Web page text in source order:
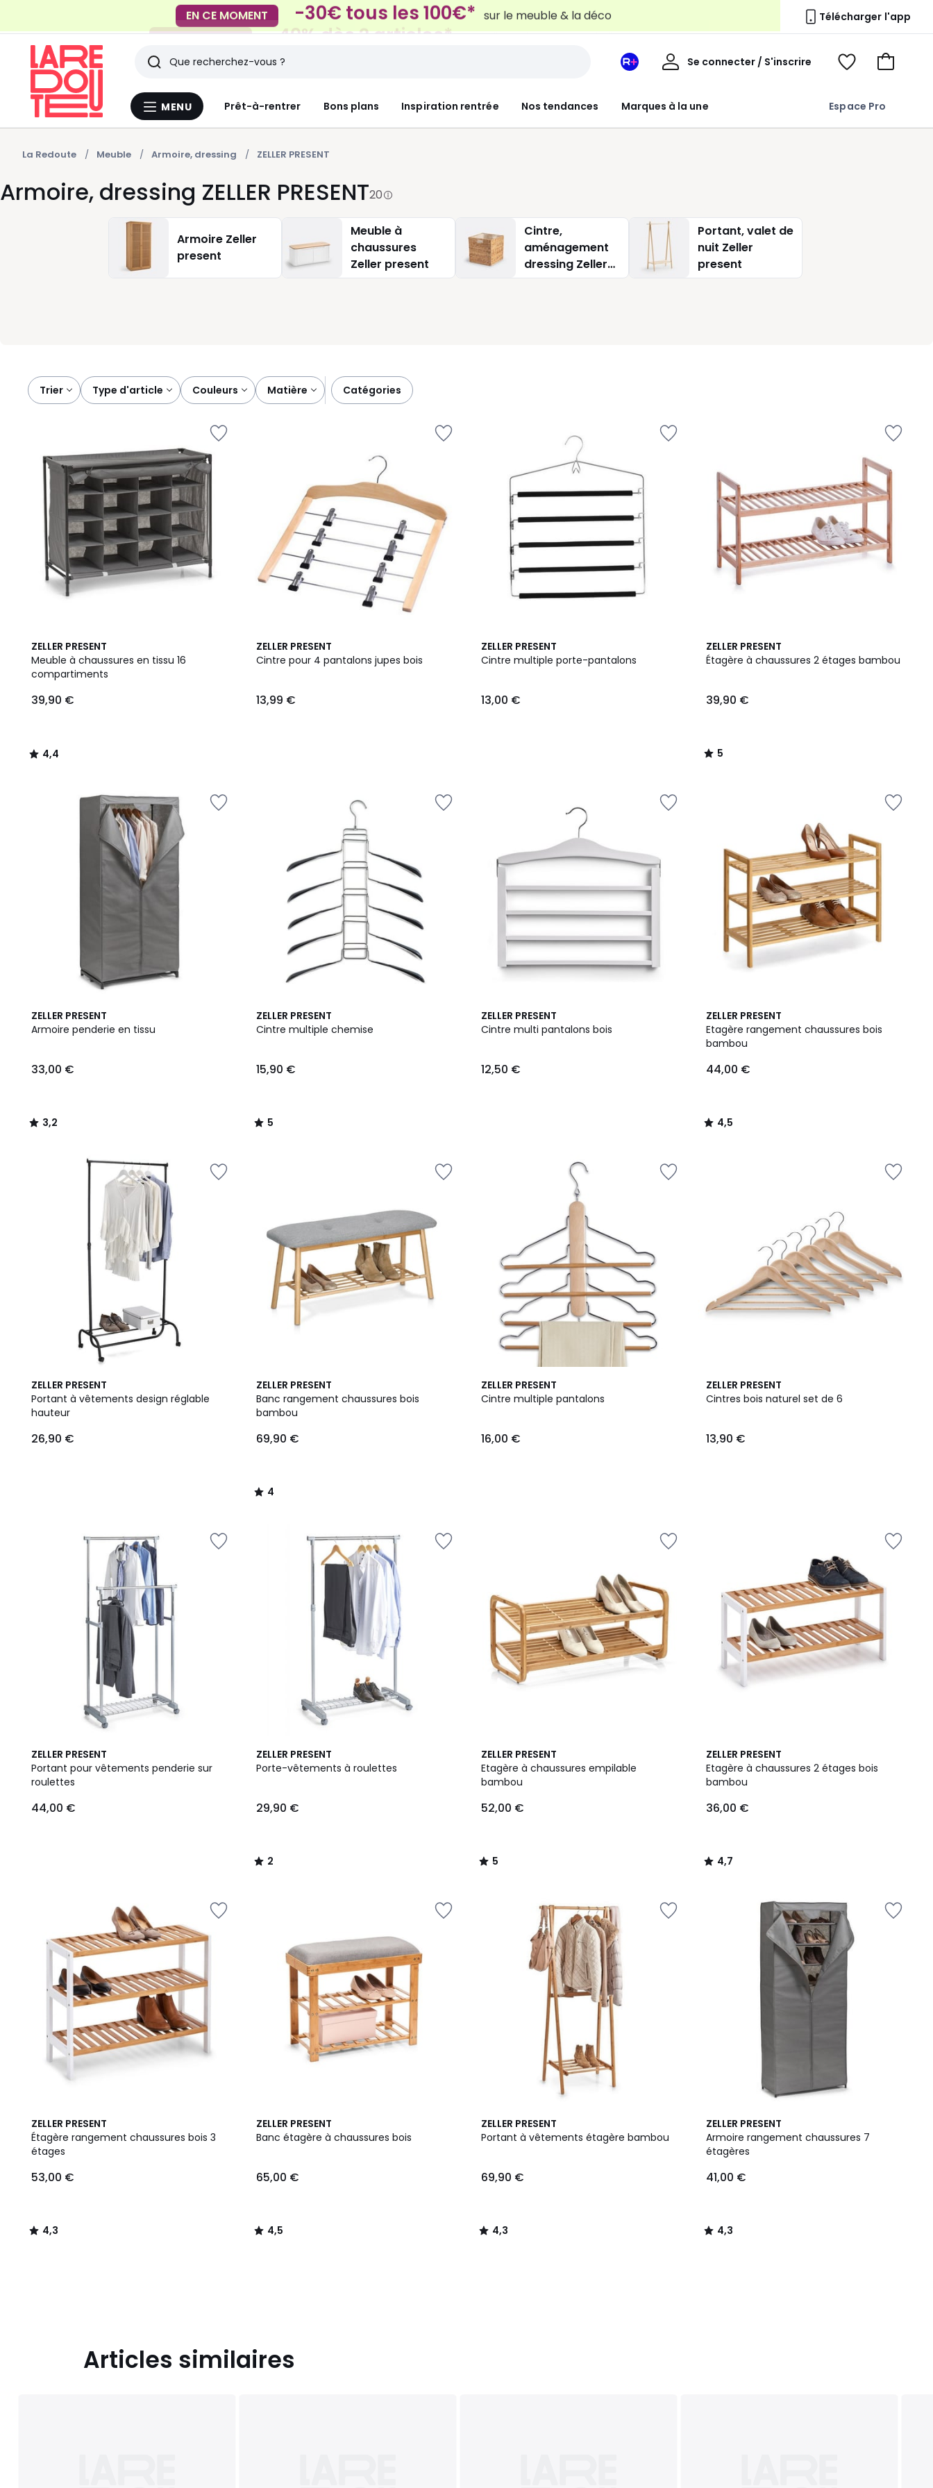
EN CE MOMENT
-40% dès 2 articles* sur le linge de maison et la literie Télécharger l'app
Menu
MENU Prêt-à-rentrer Bons plans Inspiration rentrée Nos tendances Marques à la une Espace Pro
Rechercher
Derniers
articles
vus
Mon
Redoute
Se connecter / S'inscrire
Mon
Voir
Voir
La Redoute Meuble Armoire, dressing ZELLER PRESENT
Armoire, dressing ZELLER PRESENT20
Armoire Zeller
present
Meuble à
chaussures
Zeller present
Cintre,
aménagement
dressing Zeller
present
Portant, valet de
nuit Zeller
present
Trier type d'article couleurs matière catégories
ZELLER PRESENT
Meuble à chaussures en tissu 16
compartiments
€.
39,90 €
4,4
/ 5
4,4
/
ZELLER PRESENT
Cintre pour 4 pantalons jupes bois
13,99 €
ZELLER PRESENT
Cintre multiple porte-pantalons
13,00 €
ZELLER PRESENT
Étagère à chaussures 2 étages bambou
39,90 €
5
/
5
/
ZELLER PRESENT
Armoire penderie en tissu
33,00 €
3,2
/ 5
3,2
/
ZELLER PRESENT
Cintre multiple chemise
15,90 €
5
/
5
/
ZELLER PRESENT
Cintre multi pantalons bois
12,50 €
ZELLER PRESENT
Etagère rangement chaussures bois
bambou
44,00 €
4,5
/ 5
4,5
/
ZELLER PRESENT
Portant à vêtements design réglable
hauteur
26,90 €
ZELLER PRESENT
Banc rangement chaussures bois
bambou
69,90 €
4
/
5
4
/
ZELLER PRESENT
Cintre multiple pantalons
16,00 €
ZELLER PRESENT
Cintres bois naturel set de 6
13,90 €
ZELLER PRESENT
Portant pour vêtements penderie sur
roulettes
44,00 €
ZELLER PRESENT
Porte-vêtements à roulettes
29,90 €
2
/
2
/
ZELLER PRESENT
Etagère à chaussures empilable
bambou
52,00 €
5
/
5
5
/
ZELLER PRESENT
Etagère à chaussures 2 étages bois
bambou
36,00 €
4,7
/ 5
4,7
/
ZELLER PRESENT
Étagère rangement chaussures bois 3
étages
53,00 €
4,3
/ 5
4,3
/
ZELLER PRESENT
Banc étagère à chaussures bois
65,00 €
4,5
/ 5
4,5
/
ZELLER PRESENT
Portant à vêtements étagère bambou
69,90 €
4,3
/ 5
4,3
/
ZELLER PRESENT
Armoire rangement chaussures 7
étagères
41,00 €
4,3
/ 5
4,3
/
Articles similaires